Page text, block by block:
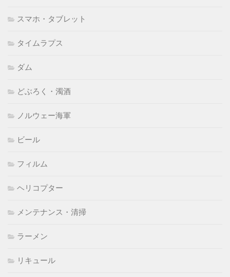
スマホ・タブレット
タイムラプス
ダム
どぶろく・濁酒
ノルウェー海軍
ビール
フィルム
ヘリコプター
メンテナンス・清掃
ラーメン
リキュール